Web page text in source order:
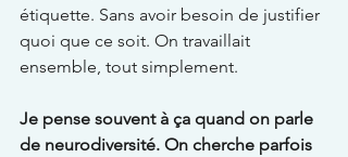
étiquette. Sans avoir besoin de justifier
quoi que ce soit. On travaillait
ensemble, tout simplement.
Je pense souvent à ça quand on parle
de neurodiversité. On cherche parfois